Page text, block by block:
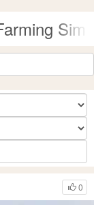
0